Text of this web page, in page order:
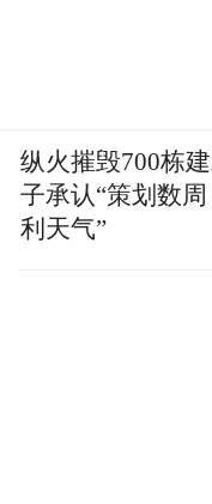
纵火摧毁700栋
子承认“策划数
利天气”